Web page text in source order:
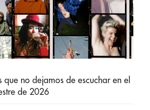
que no dejamos de escuchar en el
de 2026